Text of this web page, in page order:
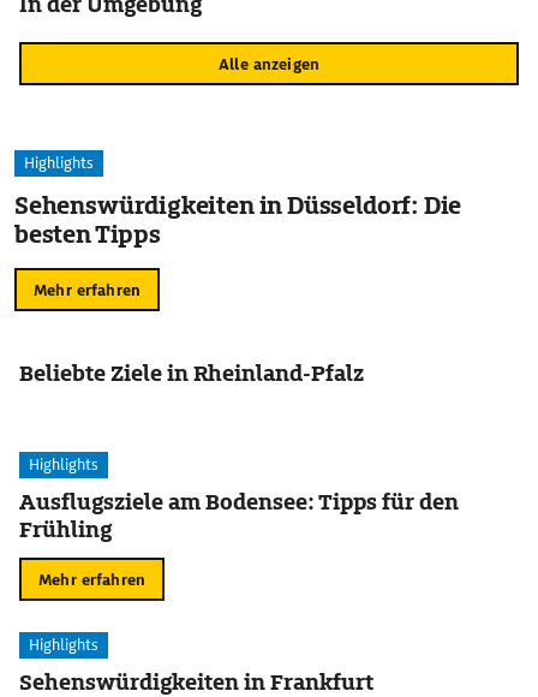
Alle anzeigen
Highlights
Sehenswürdigkeiten in Düsseldorf: Die
besten Tipps
Mehr erfahren
Beliebte Ziele in Rheinland-Pfalz
Highlights
Ausflugsziele am Bodensee: Tipps für den
Frühling
Mehr erfahren
Highlights
Sehenswürdigkeiten in Frankfurt